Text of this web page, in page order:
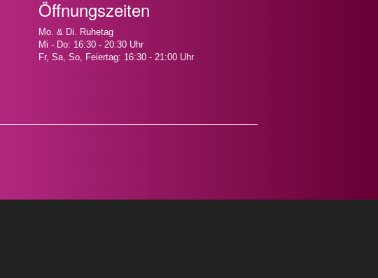
Öffnungszeiten
Mo. & Di. Ruhetag
Mi - Do: 16:30 - 20:30 Uhr
Fr, Sa, So, Feiertag: 16:30 - 21:00 Uhr